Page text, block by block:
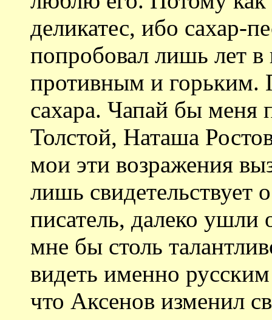
деликатес, ибо сахар-
попробовал лишь лет
противным и горьким.
сахара. Чапай бы меня
Толстой, Наташа
мои эти возражения
лишь свидетельствует
писатель, далеко ушли
мне бы столь
видеть именно
что Аксенов изменил